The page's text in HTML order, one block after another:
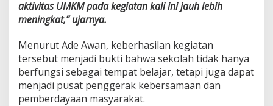
aktivitas UMKM pada kegiatan kali ini jauh lebih
meningkat,” ujarnya.
Menurut Ade Awan, keberhasilan kegiatan
tersebut menjadi bukti bahwa sekolah tidak hanya
berfungsi sebagai tempat belajar, tetapi juga dapat
menjadi pusat penggerak kebersamaan dan
pemberdayaan masyarakat.